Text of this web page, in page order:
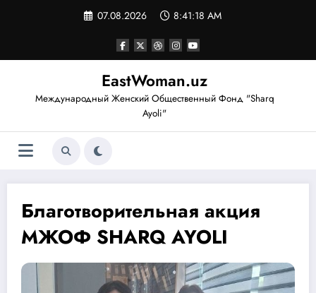
07.08.2026 8:41:19 AM
EastWoman.uz
Международный Женский Общественный Фонд "Sharq
Ayoli"
Благотворительная акция
МЖОФ SHARQ AYOLI